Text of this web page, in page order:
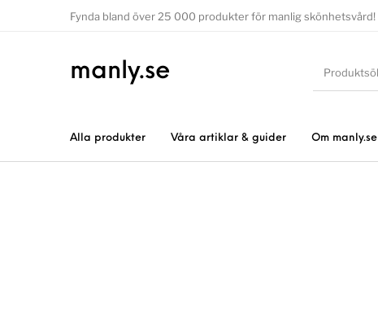
Fynda bland över 25 000 produkter för manlig skönhetsvård!
manly.se
Alla produkter Våra artiklar & guider Om manly.se